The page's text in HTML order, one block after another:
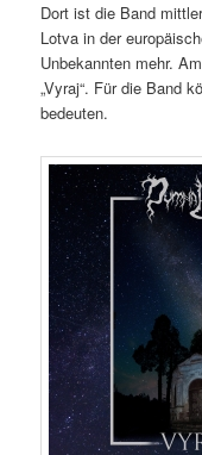
Dort ist die Band
Lotva in der
Unbekannten mehr.
„Vyraj“. Für die Band
bedeuten.